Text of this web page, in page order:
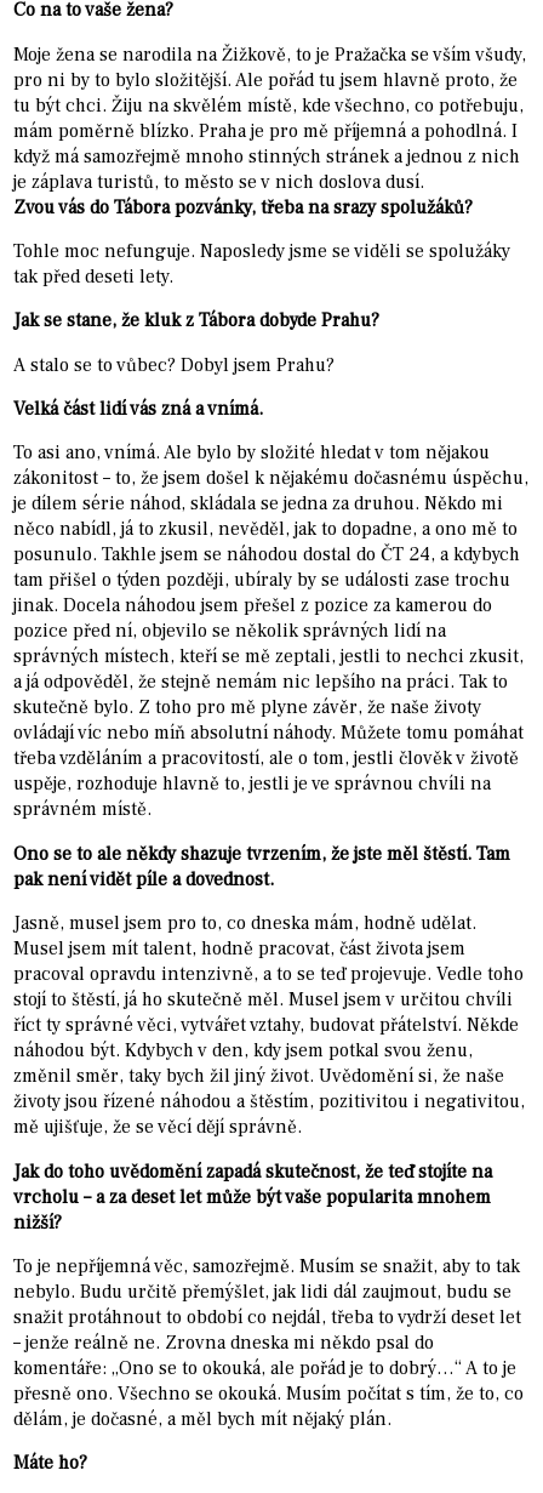
Co na to vaše žena?
Moje žena se narodila na Žižkově, to je Pražačka se vším všudy,
pro ni by to bylo složitější. Ale pořád tu jsem hlavně proto, že
tu být chci. Žiju na skvělém místě, kde všechno, co potřebuju,
mám poměrně blízko. Praha je pro mě příjemná a pohodlná. I
když má samozřejmě mnoho stinných stránek a jednou z nich
je záplava turistů, to město se v nich doslova dusí.
Zvou vás do Tábora pozvánky, třeba na srazy spolužáků?
Tohle moc nefunguje. Naposledy jsme se viděli se spolužáky
tak před deseti lety.
Jak se stane, že kluk z Tábora dobyde Prahu?
A stalo se to vůbec? Dobyl jsem Prahu?
Velká část lidí vás zná a vnímá.
To asi ano, vnímá. Ale bylo by složité hledat v tom nějakou
zákonitost – to, že jsem došel k nějakému dočasnému úspěchu,
je dílem série náhod, skládala se jedna za druhou. Někdo mi
něco nabídl, já to zkusil, nevěděl, jak to dopadne, a ono mě to
posunulo. Takhle jsem se náhodou dostal do ČT 24, a kdybych
tam přišel o týden později, ubíraly by se události zase trochu
jinak. Docela náhodou jsem přešel z pozice za kamerou do
pozice před ní, objevilo se několik správných lidí na
správných místech, kteří se mě zeptali, jestli to nechci zkusit,
a já odpověděl, že stejně nemám nic lepšího na práci. Tak to
skutečně bylo. Z toho pro mě plyne závěr, že naše životy
ovládají víc nebo míň absolutní náhody. Můžete tomu pomáhat
třeba vzděláním a pracovitostí, ale o tom, jestli člověk v životě
uspěje, rozhoduje hlavně to, jestli je ve správnou chvíli na
správném místě.
Ono se to ale někdy shazuje tvrzením, že jste měl štěstí. Tam
pak není vidět píle a dovednost.
Jasně, musel jsem pro to, co dneska mám, hodně udělat.
Musel jsem mít talent, hodně pracovat, část života jsem
pracoval opravdu intenzivně, a to se teď projevuje. Vedle toho
stojí to štěstí, já ho skutečně měl. Musel jsem v určitou chvíli
říct ty správné věci, vytvářet vztahy, budovat přátelství. Někde
náhodou být. Kdybych v den, kdy jsem potkal svou ženu,
změnil směr, taky bych žil jiný život. Uvědomění si, že naše
životy jsou řízené náhodou a štěstím, pozitivitou i negativitou,
mě ujišťuje, že se věcí dějí správně.
Jak do toho uvědomění zapadá skutečnost, že teď stojíte na
vrcholu – a za deset let může být vaše popularita mnohem
nižší?
To je nepříjemná věc, samozřejmě. Musím se snažit, aby to tak
nebylo. Budu určitě přemýšlet, jak lidi dál zaujmout, budu se
snažit protáhnout to období co nejdál, třeba to vydrží deset let
– jenže reálně ne. Zrovna dneska mi někdo psal do
komentáře: „Ono se to okouká, ale pořád je to dobrý…“ A to je
přesně ono. Všechno se okouká. Musím počítat s tím, že to, co
dělám, je dočasné, a měl bych mít nějaký plán.
Máte ho?